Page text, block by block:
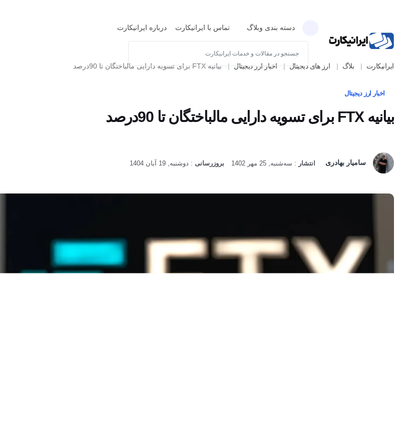
دسته بندی وبلاگ تماس با ایرانیکارت درباره ایرانیکارت
ایرانیکارت بلاگ ارز های دیجیتال اخبار ارز دیجیتال بیانیه FTX برای تسویه دارایی مالباختگان تا 90درصد
اخبار ارز دیجیتال
بیانیه FTX برای تسویه دارایی مالباختگان تا 90درصد
سامیار بهادری انتشار:سه‌شنبه, 25 مهر 1402 بروزرسانی:دوشنبه, 19 آبان 1404